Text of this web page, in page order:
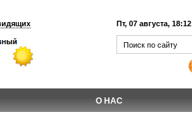
Пт, 07 августа, 18:12
О НАС